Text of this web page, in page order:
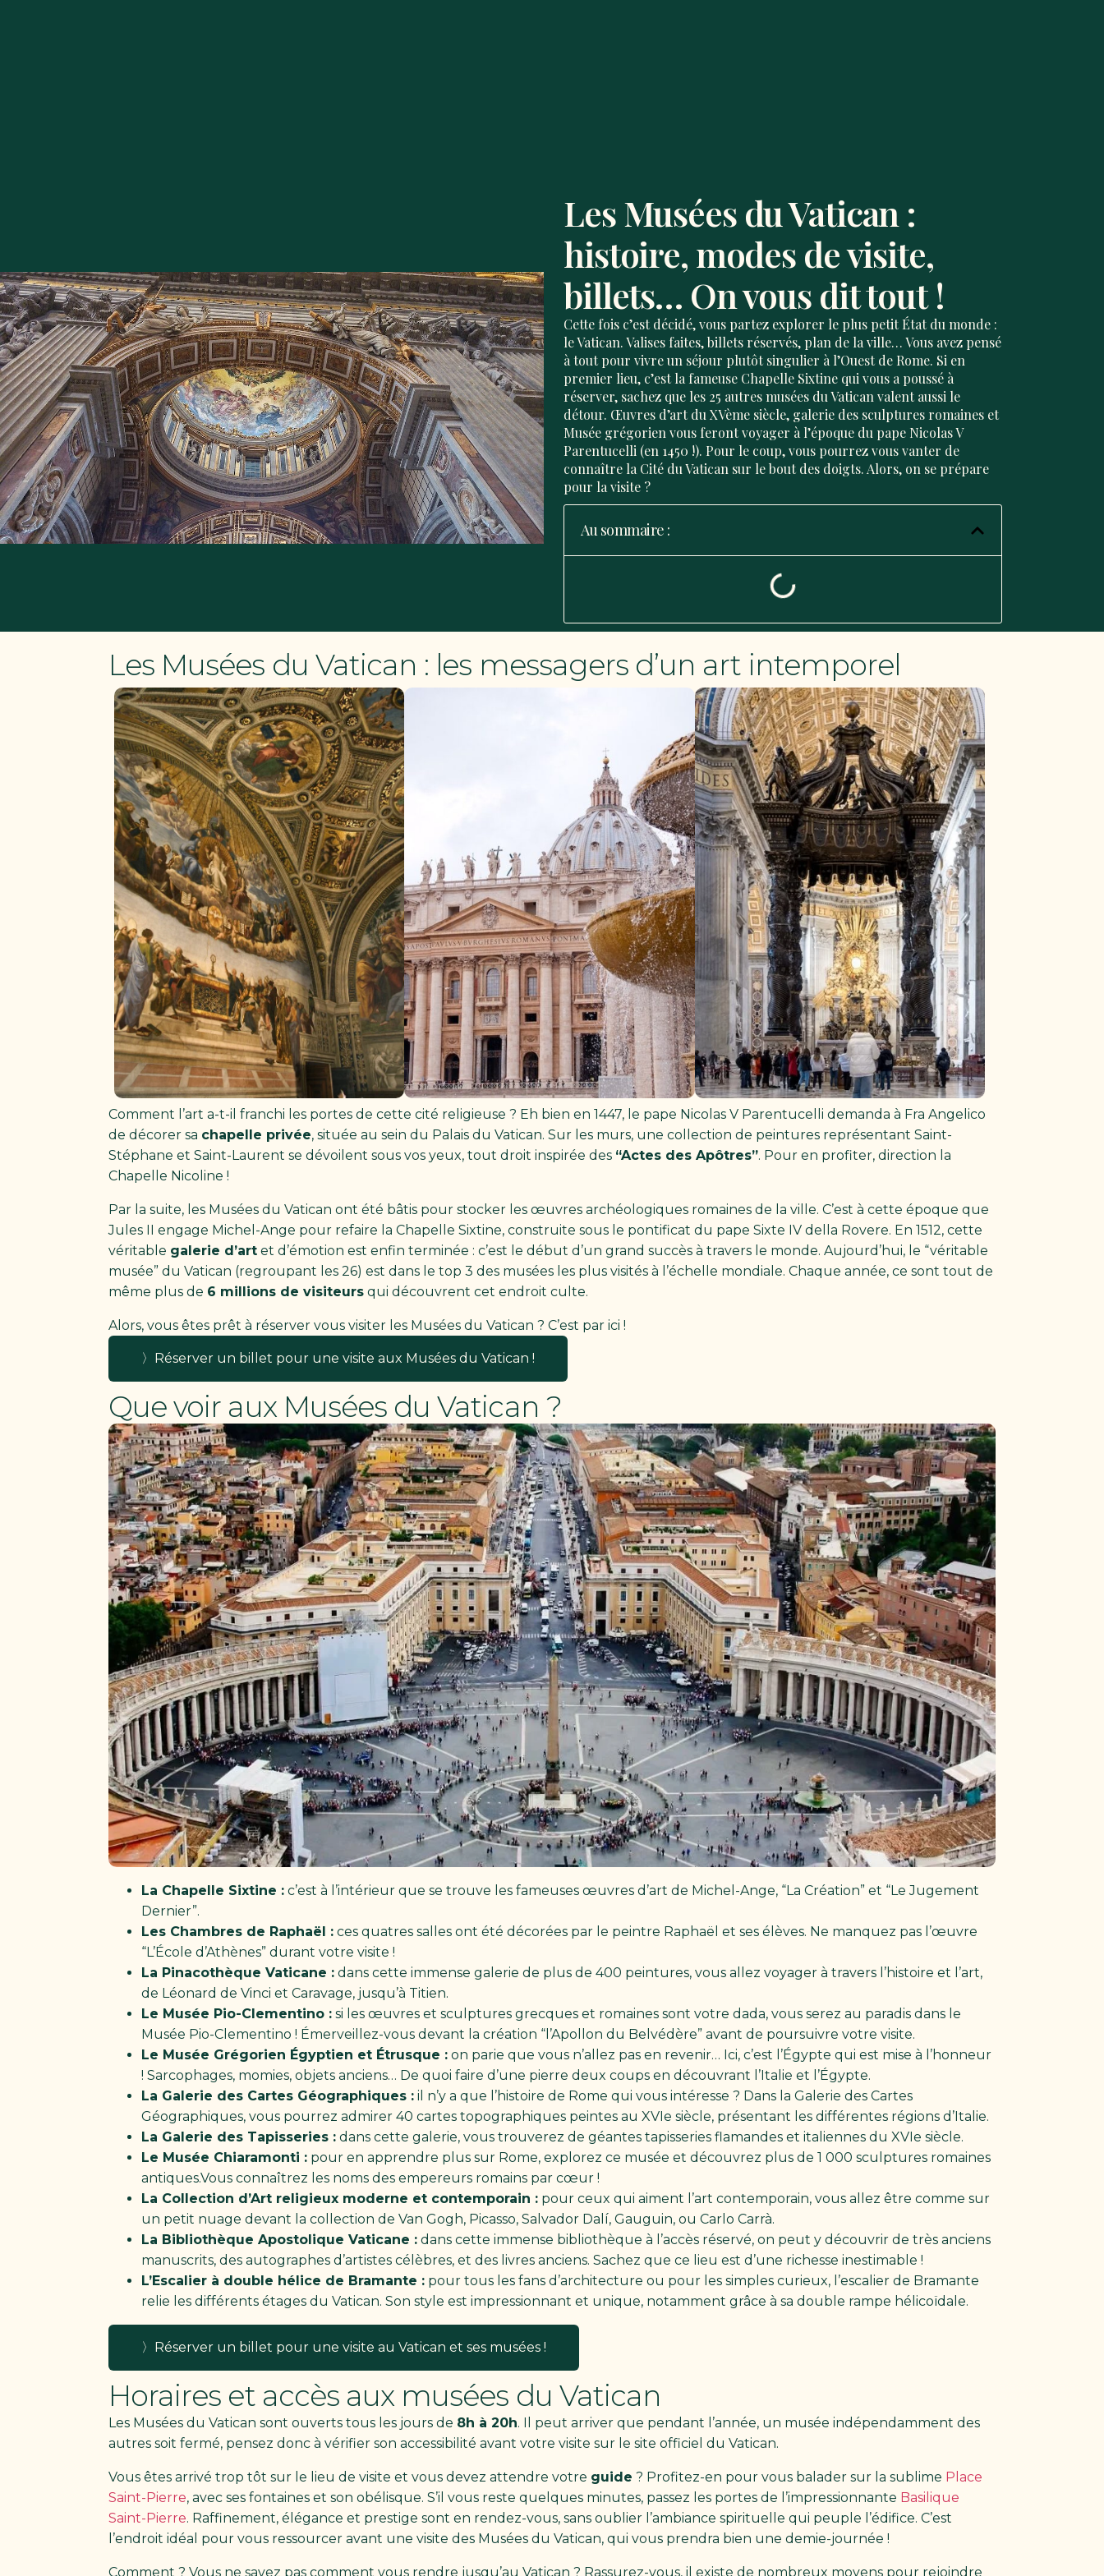
Les Musées du Vatican :
histoire, modes de visite,
billets… On vous dit tout !
Cette fois c’est décidé, vous partez explorer le plus petit État du monde :
le Vatican. Valises faites, billets réservés, plan de la ville… Vous avez pensé
à tout pour vivre un séjour plutôt singulier à l’Ouest de Rome. Si en
premier lieu, c’est la fameuse Chapelle Sixtine qui vous a poussé à
réserver, sachez que les 25 autres musées du Vatican valent aussi le
détour. Œuvres d’art duXVème siècle, galerie des sculptures romaines et
Musée grégorien vous feront voyager à l’époque du pape Nicolas V
Parentucelli (en 1450 !). Pour le coup, vous pourrez vous vanter de
connaître la Cité du Vatican sur le bout des doigts. Alors, on se prépare
pour la visite ?
Au sommaire :
Les Musées du Vatican : les messagers d’un art intemporel
Comment l’art a-t-il franchi les portes de cette cité religieuse ? Eh bien en 1447, le pape Nicolas V Parentucelli demanda à Fra Angelico
de décorer sa chapelle privée, située au sein du Palais du Vatican. Sur les murs, une collection de peintures représentant Saint-
Stéphane et Saint-Laurent se dévoilent sous vos yeux, tout droit inspirée des “Actes des Apôtres”. Pour en profiter, direction la
Chapelle Nicoline !
Par la suite, les Musées du Vatican ont été bâtis pour stocker les œuvres archéologiques romaines de la ville. C’est à cette époque que
Jules II engage Michel-Ange pour refaire la Chapelle Sixtine, construite sous le pontificat du pape Sixte IV della Rovere. En 1512, cette
véritable galerie d’art et d’émotion est enfin terminée : c’est le début d’un grand succès à travers le monde. Aujourd’hui, le “véritable
musée” du Vatican (regroupant les 26) est dans le top 3 des musées les plus visités à l’échelle mondiale. Chaque année, ce sont tout de
même plus de 6 millions de visiteurs qui découvrent cet endroit culte.
Alors, vous êtes prêt à réserver vous visiter les Musées du Vatican ? C’est par ici !
〉Réserver un billet pour une visite aux Musées du Vatican !
Que voir aux Musées du Vatican ?
La Chapelle Sixtine : c’est à l’intérieur que se trouve les fameuses œuvres d’art de Michel-Ange, “La Création” et “Le Jugement
Dernier”.
Les Chambres de Raphaël : ces quatres salles ont été décorées par le peintre Raphaël et ses élèves. Ne manquez pas l’œuvre
“L’École d’Athènes” durant votre visite !
La Pinacothèque Vaticane : dans cette immense galerie de plus de 400 peintures, vous allez voyager à travers l’histoire et l’art,
de Léonard de Vinci et Caravage, jusqu’à Titien.
Le Musée Pio-Clementino : si les œuvres et sculptures grecques et romaines sont votre dada, vous serez au paradis dans le
Musée Pio-Clementino ! Émerveillez-vous devant la création “l’Apollon du Belvédère” avant de poursuivre votre visite.
Le Musée Grégorien Égyptien et Étrusque : on parie que vous n’allez pas en revenir… Ici, c’est l’Égypte qui est mise à l’honneur
! Sarcophages, momies, objets anciens… De quoi faire d’une pierre deux coups en découvrant l’Italie et l’Égypte.
La Galerie des Cartes Géographiques : il n’y a que l’histoire de Rome qui vous intéresse ? Dans la Galerie des Cartes
Géographiques, vous pourrez admirer 40 cartes topographiques peintes au XVIe siècle, présentant les différentes régions d’Italie.
La Galerie des Tapisseries : dans cette galerie, vous trouverez de géantes tapisseries flamandes et italiennes du XVIe siècle.
Le Musée Chiaramonti : pour en apprendre plus sur Rome, explorez ce musée et découvrez plus de 1 000 sculptures romaines
antiques.Vous connaîtrez les noms des empereurs romains par cœur !
La Collection d’Art religieux moderne et contemporain : pour ceux qui aiment l’art contemporain, vous allez être comme sur
un petit nuage devant la collection de Van Gogh, Picasso, Salvador Dalí, Gauguin, ou Carlo Carrà.
La Bibliothèque Apostolique Vaticane : dans cette immense bibliothèque à l’accès réservé, on peut y découvrir de très anciens
manuscrits, des autographes d’artistes célèbres, et des livres anciens. Sachez que ce lieu est d’une richesse inestimable !
L’Escalier à double hélice de Bramante : pour tous les fans d’architecture ou pour les simples curieux, l’escalier de Bramante
relie les différents étages du Vatican. Son style est impressionnant et unique, notamment grâce à sa double rampe hélicoïdale.
〉Réserver un billet pour une visite au Vatican et ses musées !
Horaires et accès aux musées du Vatican
Les Musées du Vatican sont ouverts tous les jours de 8h à 20h. Il peut arriver que pendant l’année, un musée indépendamment des
autres soit fermé, pensez donc à vérifier son accessibilité avant votre visite sur le site officiel du Vatican.
Vous êtes arrivé trop tôt sur le lieu de visite et vous devez attendre votre guide ? Profitez-en pour vous balader sur la sublime Place
Saint-Pierre, avec ses fontaines et son obélisque. S’il vous reste quelques minutes, passez les portes de l’impressionnante Basilique
Saint-Pierre. Raffinement, élégance et prestige sont en rendez-vous, sans oublier l’ambiance spirituelle qui peuple l’édifice. C’est
l’endroit idéal pour vous ressourcer avant une visite des Musées du Vatican, qui vous prendra bien une demie-journée !
Comment ? Vous ne savez pas comment vous rendre jusqu’au Vatican ? Rassurez-vous, il existe de nombreux moyens pour rejoindre